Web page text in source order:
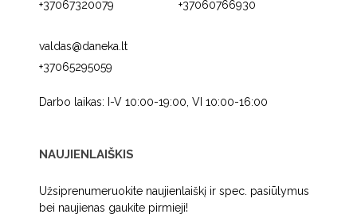
+37067320079
+37060766930
valdas@daneka.lt
+37065295059
Darbo laikas: I-V 10:00-19:00, VI 10:00-16:00
NAUJIENLAIŠKIS
Užsiprenumeruokite naujienlaiškį ir spec. pasiūlymus
bei naujienas gaukite pirmieji!